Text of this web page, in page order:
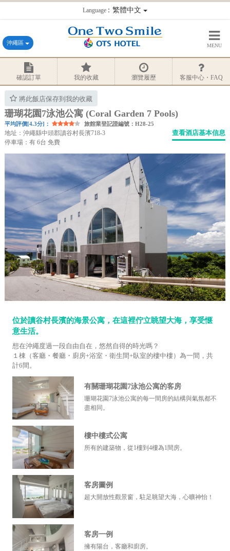
Language：繁體中文
沖繩區 MENU
確認訂單 我的收藏 瀏覽履歷 客服中心・FAQ
將此飯店保存到我的收藏
珊瑚花園7泳池公寓 (Coral Garden 7 Pools)
平均評價[4.3分]： 旅館業登記證編號：H28-25
地址：沖繩縣中頭郡讀谷村長濱718-3
停車場：有 6台 免費
查看酒店基本信息
位於讀谷村長濱的海景公寓，在這裡佇立眺望大海，享受惬
意生活。
想在沖繩度過一段自由自在，悠然自得的時光嗎？
１棟（客廳・餐廳・廚房+浴室・衛生間+臥室的樓中樓）為一間，共
計6間。
有關珊瑚花園7泳池公寓的客房
珊瑚花園7泳池公寓的每一間房的結構與氣氛都不
盡相同。
樓中樓式公寓
所有的建築物，從1樓到4樓為1間房。
客房圖例
超大開放性觀景窗，駐足眺望大海，心曠神怡！
客房一例
擁有陽台，客廳和廚房。